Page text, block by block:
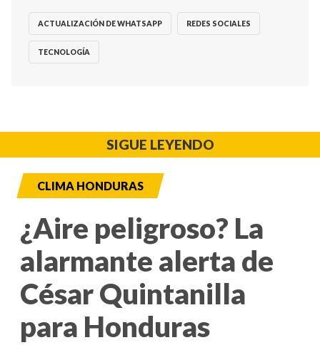
ACTUALIZACIÓN DE WHATSAPP REDES SOCIALES
TECNOLOGÍA
SIGUE LEYENDO
CLIMA HONDURAS
¿Aire peligroso? La
alarmante alerta de
César Quintanilla
para Honduras